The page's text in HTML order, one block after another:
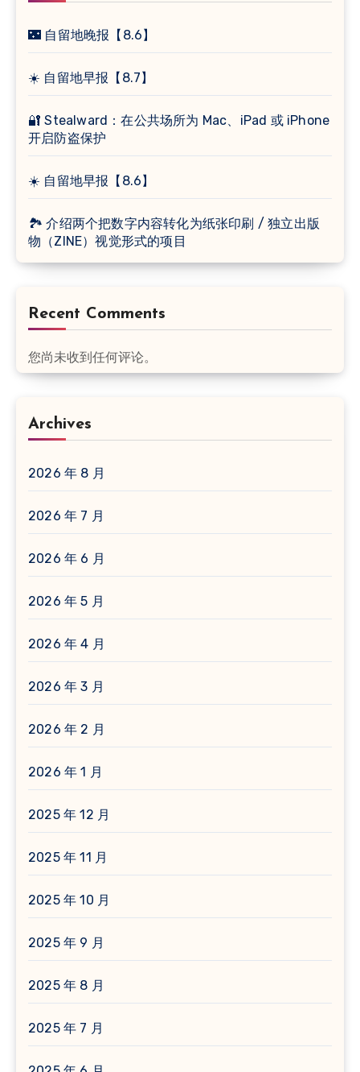
🌃 自留地晚报【8.6】
☀️ 自留地早报【8.7】
🔐 Stealward：在公共场所为 Mac、iPad 或 iPhone
开启防盗保护
☀️ 自留地早报【8.6】
🏞 介绍两个把数字内容转化为纸张印刷 / 独立出版
物（ZINE）视觉形式的项目
Recent Comments
您尚未收到任何评论。
Archives
2026 年 8 月
2026 年 7 月
2026 年 6 月
2026 年 5 月
2026 年 4 月
2026 年 3 月
2026 年 2 月
2026 年 1 月
2025 年 12 月
2025 年 11 月
2025 年 10 月
2025 年 9 月
2025 年 8 月
2025 年 7 月